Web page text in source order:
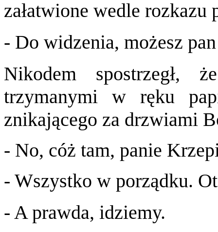
załatwione wedle rozkazu
- Do widzenia, możesz
Nikodem spostrzegł,
trzymanymi w ręku
znikającego za drzwiami
- No, cóż tam, panie
- Wszystko w porządku.
- A prawda, idziemy.